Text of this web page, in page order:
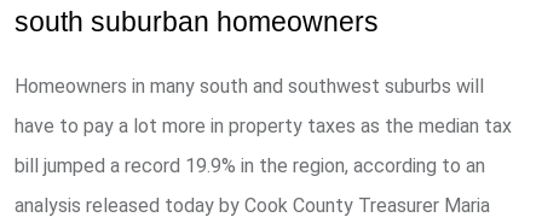
south suburban homeowners
Homeowners in many south and southwest suburbs will
have to pay a lot more in property taxes as the median tax
bill jumped a record 19.9% in the region, according to an
analysis released today by Cook County Treasurer Maria